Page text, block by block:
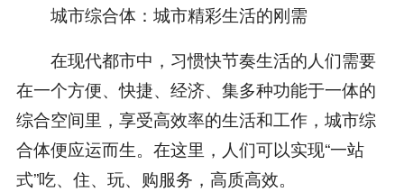
城市综合体：城市精彩生活的刚需
在现代都市中，习惯快节奏生活的人们需要
在一个方便、快捷、经济、集多种功能于一体的
综合空间里，享受高效率的生活和工作，城市综
合体便应运而生。在这里，人们可以实现“一站
式”吃、住、玩、购服务，高质高效。